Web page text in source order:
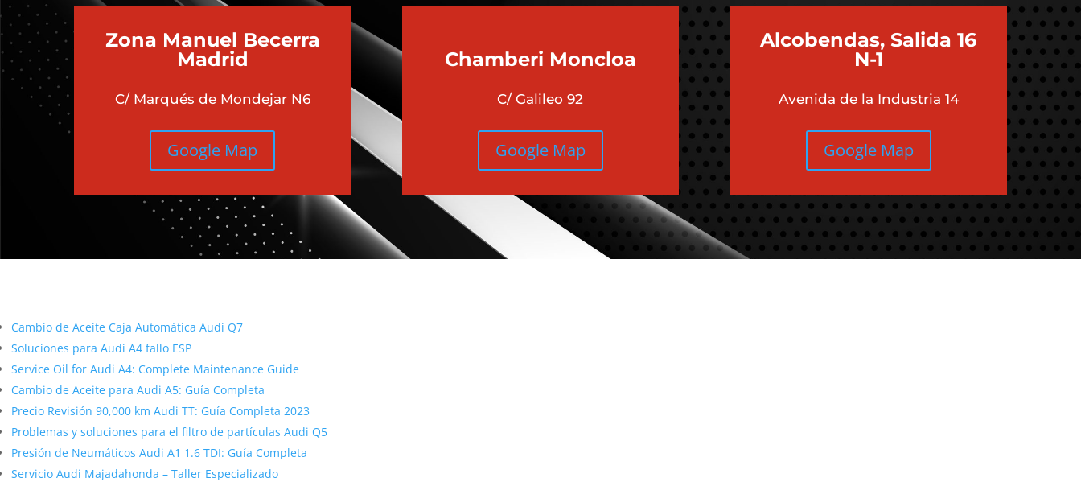
Zona Manuel Becerra
Madrid
C/ Marqués de Mondejar N6
Google Map
Chamberi Moncloa
C/ Galileo 92
Google Map
Alcobendas, Salida 16
N-1
Avenida de la Industria 14
Google Map
Cambio de Aceite Caja Automática Audi Q7
Soluciones para Audi A4 fallo ESP
Service Oil for Audi A4: Complete Maintenance Guide
Cambio de Aceite para Audi A5: Guía Completa
Precio Revisión 90,000 km Audi TT: Guía Completa 2023
Problemas y soluciones para el filtro de partículas Audi Q5
Presión de Neumáticos Audi A1 1.6 TDI: Guía Completa
Servicio Audi Majadahonda – Taller Especializado